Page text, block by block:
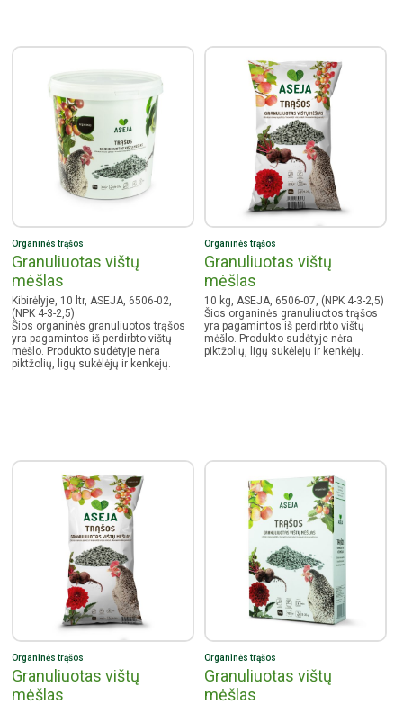
Organinės trąšos
Granuliuotas vištų
mėšlas
Kibirėlyje, 10 ltr, ASEJA, 6506-02,
(NPK 4-3-2,5)
Šios organinės granuliuotos trąšos
yra pagamintos iš perdirbto vištų
mėšlo. Produkto sudėtyje nėra
piktžolių, ligų sukėlėjų ir kenkėjų.
Organinės trąšos
Granuliuotas vištų
mėšlas
10 kg, ASEJA, 6506-07, (NPK 4-3-2,5)
Šios organinės granuliuotos trąšos
yra pagamintos iš perdirbto vištų
mėšlo. Produkto sudėtyje nėra
piktžolių, ligų sukėlėjų ir kenkėjų.
Organinės trąšos
Granuliuotas vištų
mėšlas
Organinės trąšos
Granuliuotas vištų
mėšlas